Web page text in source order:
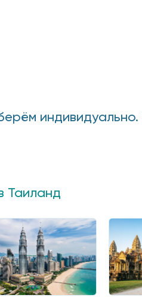
индивидуально.
Таиланд